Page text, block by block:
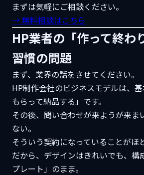
まずは気軽にご相談ください。
→ 無料相談はこちら
HP業者の「作って終わ
習慣の問題
まず、業界の話をさせてください。
HP制作会社のビジネスモデルは、
もらって納品する」です。
その後、問い合わせが来ようが来ま
ない。
そういう契約になっていることがほ
だから、デザインはきれいでも、構
プレート」のまま。